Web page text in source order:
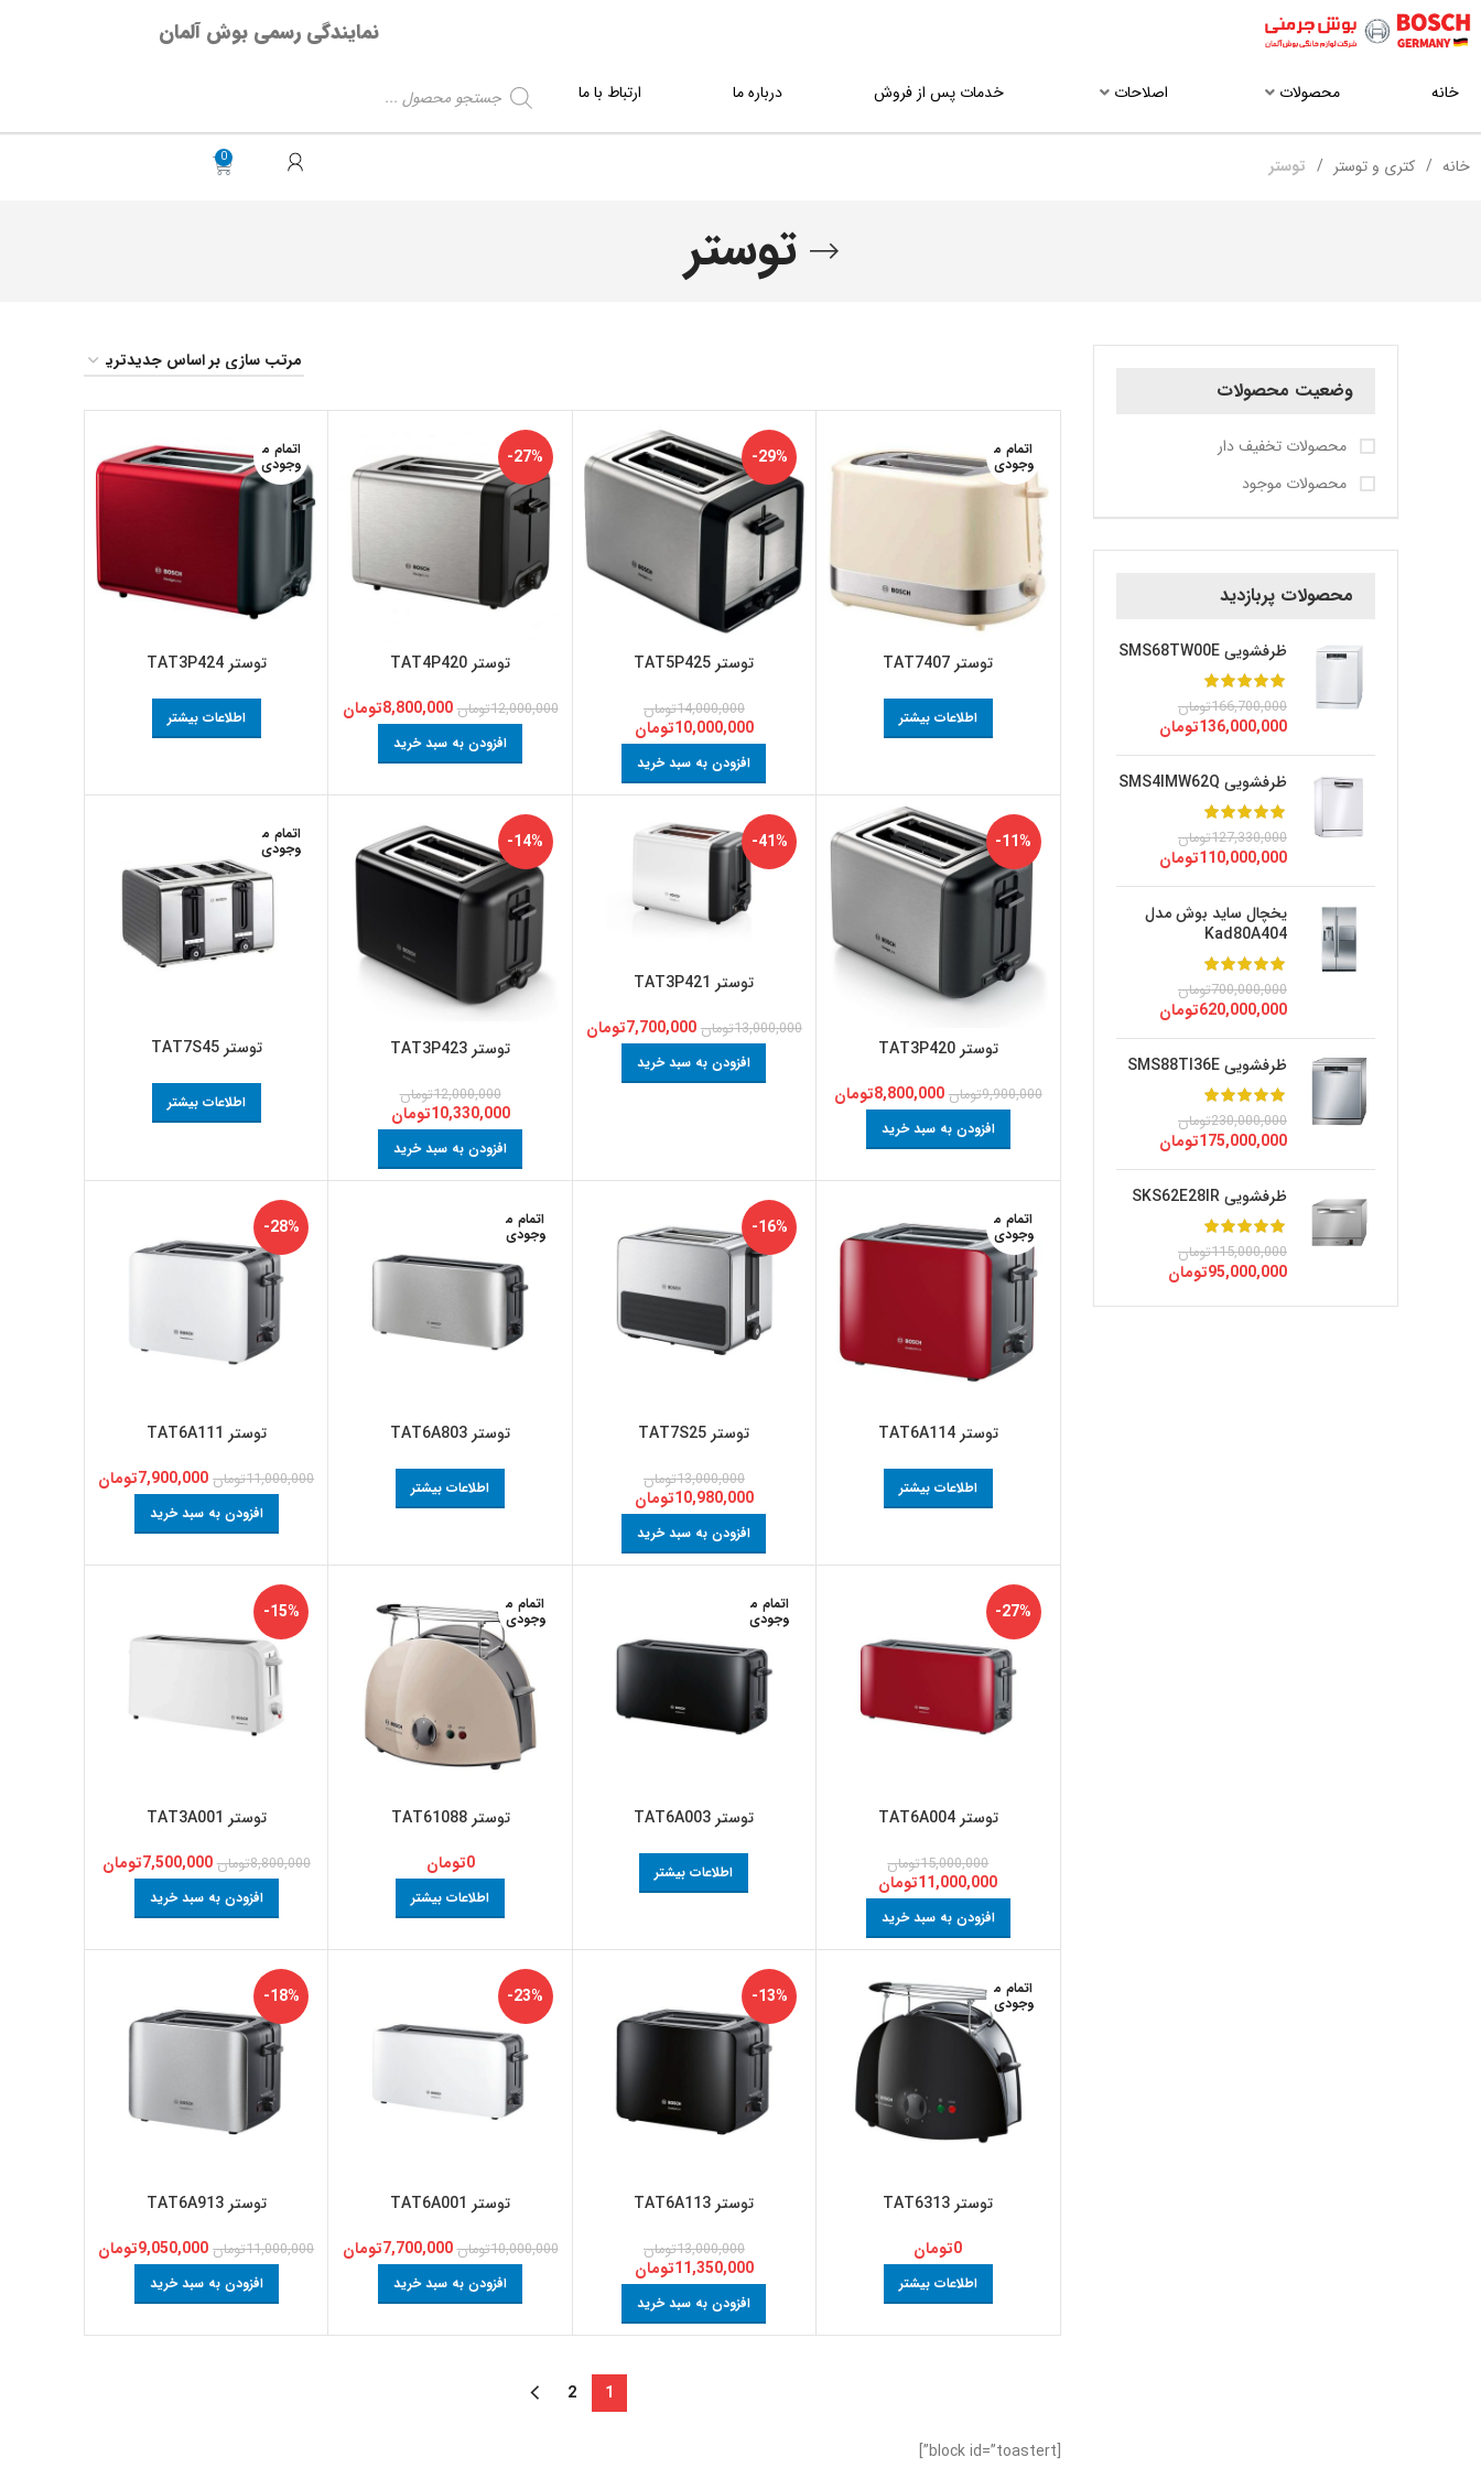
نمایندگی رسمی بوش آلمان
خانه محصولات اصلاحات خدمات پس از فروش درباره ما ارتباط با ما
خانه کتری و توستر توستر
توستر
وضعیت محصولات
محصولات تخفیف دار
محصولات موجود
محصولات پربازدید
ظرفشویی SMS68TW00E
166,700,000تومان
136,000,000تومان
ظرفشویی SMS4IMW62Q
127,330,000تومان
110,000,000تومان
یخچال ساید بوش مدل
Kad80A404
700,000,000تومان
620,000,000تومان
ظرفشویی SMS88TI36E
230,000,000تومان
175,000,000تومان
ظرفشویی SKS62E28IR
115,000,000تومان
95,000,000تومان
اتمام م
وجودی
توستر TAT7407
اطلاعات بیشتر
-29%
توستر TAT5P425
14,000,000تومان
10,000,000تومان
افزودن به سبد خرید
-27%
توستر TAT4P420
12,000,000تومان 8,800,000تومان
افزودن به سبد خرید
اتمام م
وجودی
توستر TAT3P424
اطلاعات بیشتر
-11%
توستر TAT3P420
9,900,000تومان 8,800,000تومان
افزودن به سبد خرید
-41%
توستر TAT3P421
13,000,000تومان 7,700,000تومان
افزودن به سبد خرید
-14%
توستر TAT3P423
12,000,000تومان
10,330,000تومان
افزودن به سبد خرید
اتمام م
وجودی
توستر TAT7S45
اطلاعات بیشتر
اتمام م
وجودی
توستر TAT6A114
اطلاعات بیشتر
-16%
توستر TAT7S25
13,000,000تومان
10,980,000تومان
افزودن به سبد خرید
اتمام م
وجودی
توستر TAT6A803
اطلاعات بیشتر
-28%
توستر TAT6A111
11,000,000تومان 7,900,000تومان
افزودن به سبد خرید
-27%
توستر TAT6A004
15,000,000تومان
11,000,000تومان
افزودن به سبد خرید
اتمام م
وجودی
توستر TAT6A003
اطلاعات بیشتر
اتمام م
وجودی
توستر TAT61088
0تومان
اطلاعات بیشتر
-15%
توستر TAT3A001
8,800,000تومان 7,500,000تومان
افزودن به سبد خرید
اتمام م
وجودی
توستر TAT6313
0تومان
اطلاعات بیشتر
-13%
توستر TAT6A113
13,000,000تومان
11,350,000تومان
افزودن به سبد خرید
-23%
توستر TAT6A001
10,000,000تومان 7,700,000تومان
افزودن به سبد خرید
-18%
توستر TAT6A913
11,000,000تومان 9,050,000تومان
افزودن به سبد خرید
1
2
[block id=”toastert”]